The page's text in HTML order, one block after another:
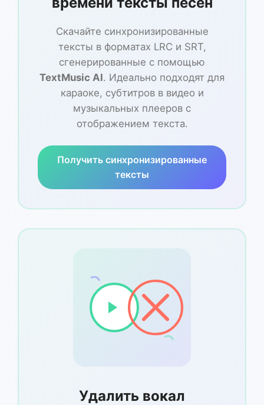
Скачайте синхронизированные
тексты в форматах LRC и SRT,
сгенерированные с помощью
TextMusic AI. Идеально подходят для
караоке, субтитров в видео и
музыкальных плееров с
отображением текста.
Получить синхронизированные
тексты
Удалить вокал